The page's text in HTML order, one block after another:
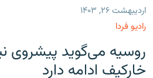
اردیبهشت ۲۶, ۱۴۰۳
رادیو فردا
روسیه می‌گوید پیشروی
خارکیف ادامه دارد